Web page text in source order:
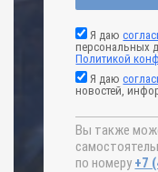
Я даю
персональных
Политикой
Я даю
новостей,
Вы также
по номеру +7